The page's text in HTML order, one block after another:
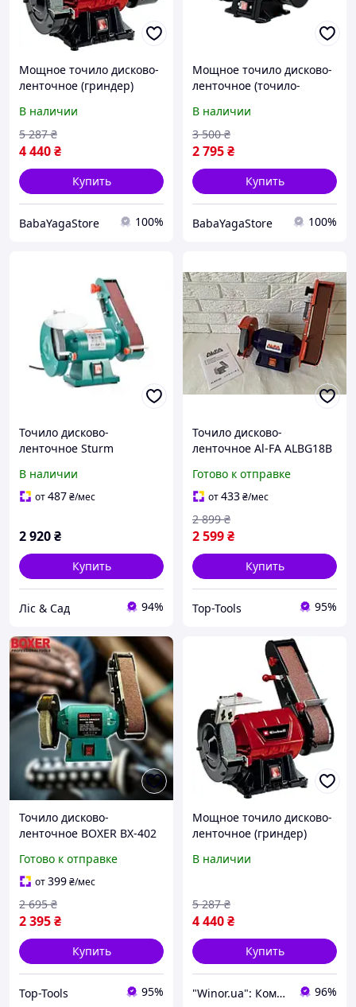
Мощное точило дисково-
ленточное (гриндер)
150 мм круг
электроточило BYS26
В наличии
4 440₴
5 287 ₴
Купить
BabaYagaStore 100%
Мощное точило дисково-
ленточное (точило-
900 Вт, 2950 об/мин, диск
150 мм BYS26
В наличии
2 795₴
3 500 ₴
Купить
BabaYagaStore 100%
Точило дисково-
ленточное Sturm
В наличии
от487₴/мес
2 920₴
Купить
Ліс & Сад 94%
Точило дисково-
ленточное Al-FA ALBG18B
Готово к отправке
от433₴/мес
2 599₴
2 899 ₴
Купить
Top-Tools 95%
Точило дисково-
ленточное BOXER BX-402
Готово к отправке
от399₴/мес
2 395₴
2 695 ₴
Купить
Top-Tools 95%
Мощное точило дисково-
ленточное (гриндер)
150 мм круг
В наличии
4 440₴
5 287 ₴
Купить
"Winor.ua": Комфортный шоппинг 24/7! 96%